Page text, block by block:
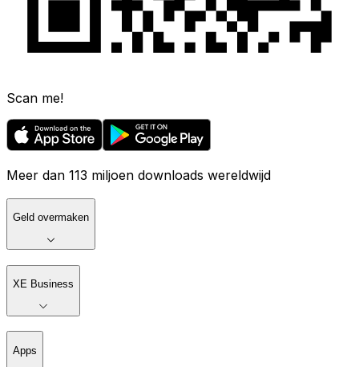
Scan me!
Meer dan 113 miljoen downloads wereldwijd
Geld overmaken
XE Business
Apps